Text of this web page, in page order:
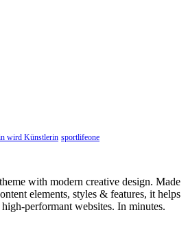
wird Künstlerin sportlifeone
with modern creative design. Made
elements, styles & features, it helps
performant websites. In minutes.